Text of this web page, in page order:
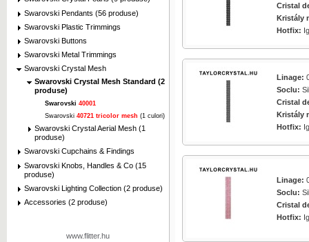
Swarovski Pendants (56 produse)
Swarovski Plastic Trimmings
Swarovski Buttons
Swarovski Metal Trimmings
Swarovski Crystal Mesh
Swarovski Crystal Mesh Standard (2
produse)
Swarovski 40001
Swarovski 40721 tricolor mesh (1 culori)
Swarovski Crystal Aerial Mesh (1
produse)
Swarovski Cupchains & Findings
Swarovski Knobs, Handles & Co (15
produse)
Swarovski Lighting Collection (2 produse)
Accessories (2 produse)
www.flitter.hu
Click pentru marire
Cristal
Kristály
Hotfix:
Linage:
Soclu:
Cristal
Kristály
Hotfix:
Linage:
Soclu:
Cristal
Hotfix: